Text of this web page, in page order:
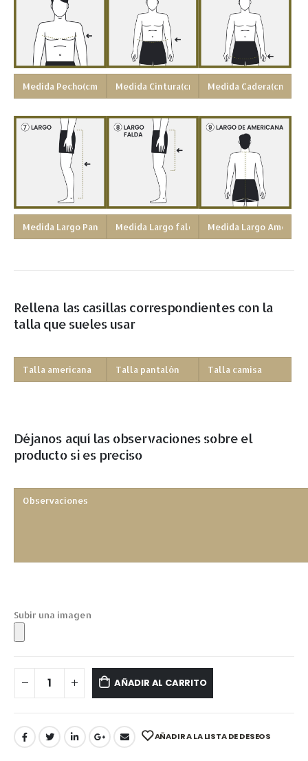
Rellena las casillas correspondientes con la
talla que sueles usar
Déjanos aquí las observaciones sobre el
producto si es preciso
Subir una imagen
AÑADIR AL CARRITO
AÑADIR A LA LISTA DE DESEOS